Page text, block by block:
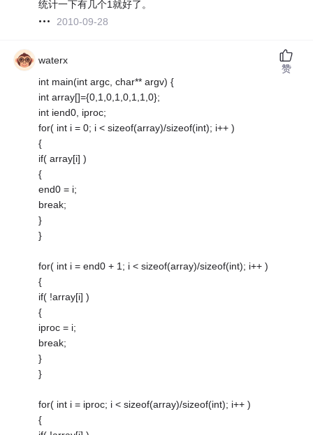
统计一下有几个1就好了。
2010-09-28
waterx
int main(int argc, char** argv) {
int array[]={0,1,0,1,0,1,1,0};
int iend0, iproc;
for( int i = 0; i < sizeof(array)/sizeof(int); i++ )
{
if( array[i] )
{
end0 = i;
break;
}
}
for( int i = end0 + 1; i < sizeof(array)/sizeof(int); i++ )
{
if( !array[i] )
{
iproc = i;
break;
}
}
for( int i = iproc; i < sizeof(array)/sizeof(int); i++ )
{
赞